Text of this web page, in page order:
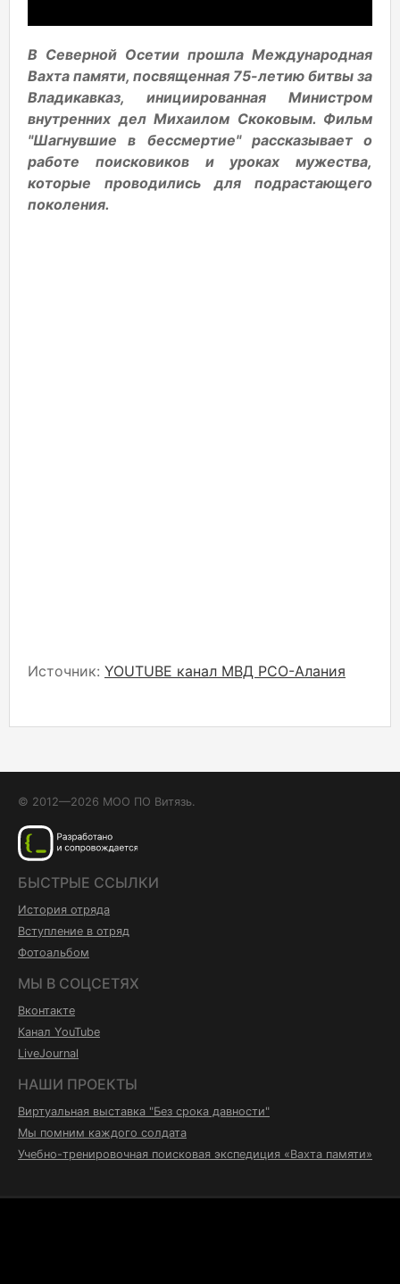
В Северной Осетии прошла Международная
Вахта памяти, посвященная 75-летию битвы за
Владикавказ, инициированная Министром
внутренних дел Михаилом Скоковым. Фильм
"Шагнувшие в бессмертие" рассказывает о
работе поисковиков и уроках мужества,
которые проводились для подрастающего
поколения.
Источник: YOUTUBE канал МВД РСО-Алания
© 2012—2026 МОО ПО Витязь.
БЫСТРЫЕ ССЫЛКИ
История отряда
Вступление в отряд
Фотоальбом
МЫ В СОЦСЕТЯХ
Вконтакте
Канал YouTube
LiveJournal
НАШИ ПРОЕКТЫ
Виртуальная выставка "Без срока давности"
Мы помним каждого солдата
Учебно-тренировочная поисковая экспедиция «Вахта памяти»